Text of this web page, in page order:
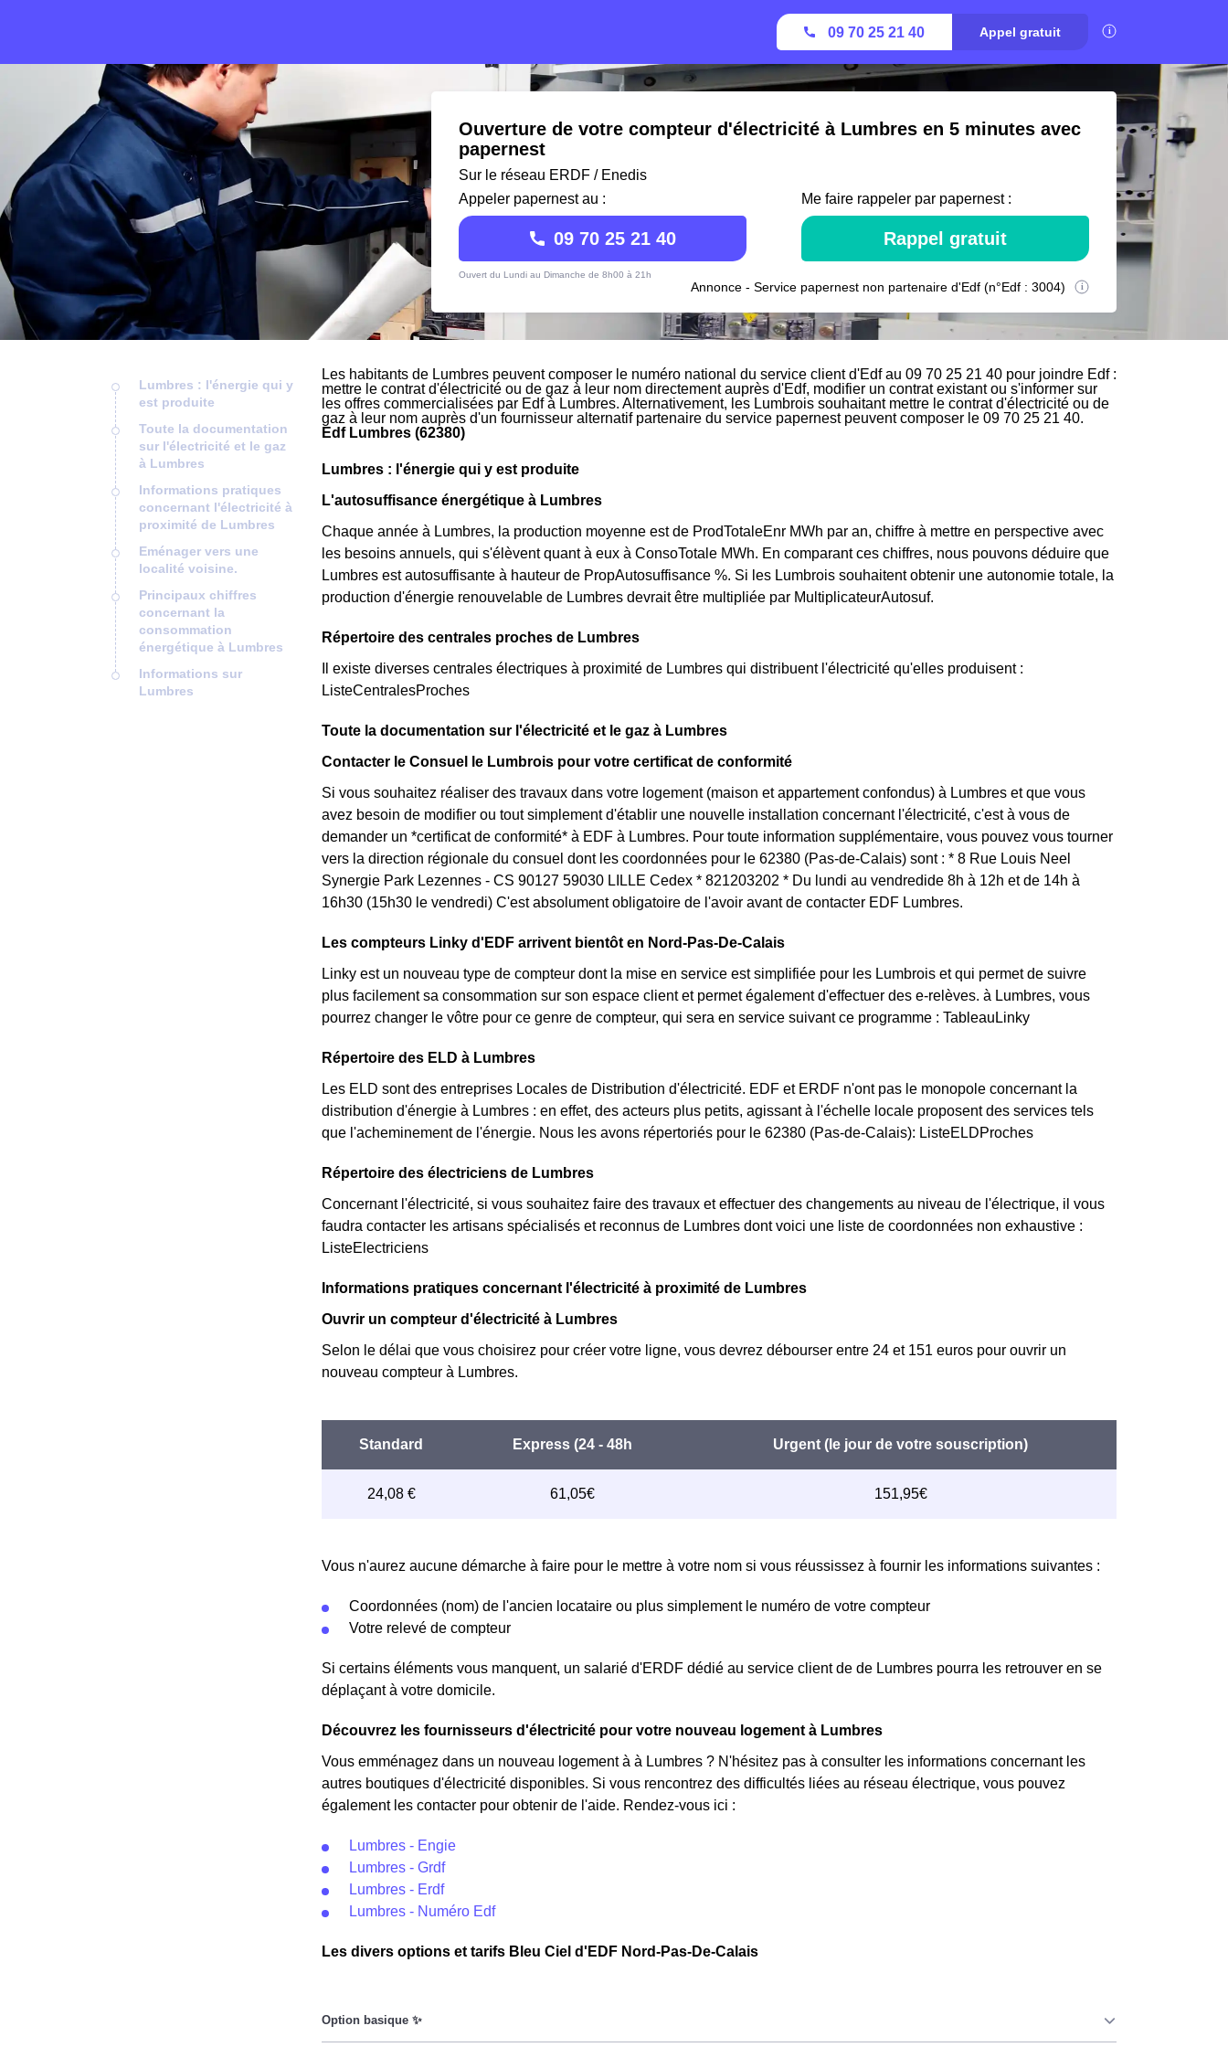
09 70 25 21 40 Appel gratuit
Ouverture de votre compteur d'électricité à Lumbres en 5 minutes avec
papernest
Sur le réseau ERDF / Enedis
Appeler papernest au :
09 70 25 21 40
Ouvert du Lundi au Dimanche de 8h00 à 21h
Me faire rappeler par papernest :
Rappel gratuit
Annonce - Service papernest non partenaire d'Edf (n°Edf : 3004)
Lumbres : l'énergie qui y
est produite
Toute la documentation
sur l'électricité et le gaz
à Lumbres
Informations pratiques
concernant l'électricité à
proximité de Lumbres
Eménager vers une
localité voisine.
Principaux chiffres
concernant la
consommation
énergétique à Lumbres
Informations sur
Lumbres
Les habitants de Lumbres peuvent composer le numéro national du service client d'Edf au 09 70 25 21 40 pour joindre Edf :
mettre le contrat d'électricité ou de gaz à leur nom directement auprès d'Edf, modifier un contrat existant ou s'informer sur
les offres commercialisées par Edf à Lumbres. Alternativement, les Lumbrois souhaitant mettre le contrat d'électricité ou de
gaz à leur nom auprès d'un fournisseur alternatif partenaire du service papernest peuvent composer le 09 70 25 21 40.
Edf Lumbres (62380)
Lumbres : l'énergie qui y est produite
L'autosuffisance énergétique à Lumbres
Chaque année à Lumbres, la production moyenne est de ProdTotaleEnr MWh par an, chiffre à mettre en perspective avec
les besoins annuels, qui s'élèvent quant à eux à ConsoTotale MWh. En comparant ces chiffres, nous pouvons déduire que
Lumbres est autosuffisante à hauteur de PropAutosuffisance %. Si les Lumbrois souhaitent obtenir une autonomie totale, la
production d'énergie renouvelable de Lumbres devrait être multipliée par MultiplicateurAutosuf.
Répertoire des centrales proches de Lumbres
Il existe diverses centrales électriques à proximité de Lumbres qui distribuent l'électricité qu'elles produisent :
ListeCentralesProches
Toute la documentation sur l'électricité et le gaz à Lumbres
Contacter le Consuel le Lumbrois pour votre certificat de conformité
Si vous souhaitez réaliser des travaux dans votre logement (maison et appartement confondus) à Lumbres et que vous
avez besoin de modifier ou tout simplement d'établir une nouvelle installation concernant l'électricité, c'est à vous de
demander un *certificat de conformité* à EDF à Lumbres. Pour toute information supplémentaire, vous pouvez vous tourner
vers la direction régionale du consuel dont les coordonnées pour le 62380 (Pas-de-Calais) sont : * 8 Rue Louis Neel
Synergie Park Lezennes - CS 90127 59030 LILLE Cedex * 821203202 * Du lundi au vendredide 8h à 12h et de 14h à
16h30 (15h30 le vendredi) C'est absolument obligatoire de l'avoir avant de contacter EDF Lumbres.
Les compteurs Linky d'EDF arrivent bientôt en Nord-Pas-De-Calais
Linky est un nouveau type de compteur dont la mise en service est simplifiée pour les Lumbrois et qui permet de suivre
plus facilement sa consommation sur son espace client et permet également d'effectuer des e-relèves. à Lumbres, vous
pourrez changer le vôtre pour ce genre de compteur, qui sera en service suivant ce programme : TableauLinky
Répertoire des ELD à Lumbres
Les ELD sont des entreprises Locales de Distribution d'électricité. EDF et ERDF n'ont pas le monopole concernant la
distribution d'énergie à Lumbres : en effet, des acteurs plus petits, agissant à l'échelle locale proposent des services tels
que l'acheminement de l'énergie. Nous les avons répertoriés pour le 62380 (Pas-de-Calais): ListeELDProches
Répertoire des électriciens de Lumbres
Concernant l'électricité, si vous souhaitez faire des travaux et effectuer des changements au niveau de l'électrique, il vous
faudra contacter les artisans spécialisés et reconnus de Lumbres dont voici une liste de coordonnées non exhaustive :
ListeElectriciens
Informations pratiques concernant l'électricité à proximité de Lumbres
Ouvrir un compteur d'électricité à Lumbres
Selon le délai que vous choisirez pour créer votre ligne, vous devrez débourser entre 24 et 151 euros pour ouvrir un
nouveau compteur à Lumbres.
Vous n'aurez aucune démarche à faire pour le mettre à votre nom si vous réussissez à fournir les informations suivantes :
Coordonnées (nom) de l'ancien locataire ou plus simplement le numéro de votre compteur
Votre relevé de compteur
Si certains éléments vous manquent, un salarié d'ERDF dédié au service client de de Lumbres pourra les retrouver en se
déplaçant à votre domicile.
Découvrez les fournisseurs d'électricité pour votre nouveau logement à Lumbres
Vous emménagez dans un nouveau logement à à Lumbres ? N'hésitez pas à consulter les informations concernant les
autres boutiques d'électricité disponibles. Si vous rencontrez des difficultés liées au réseau électrique, vous pouvez
également les contacter pour obtenir de l'aide. Rendez-vous ici :
Lumbres - Engie
Lumbres - Grdf
Lumbres - Erdf
Lumbres - Numéro Edf
Les divers options et tarifs Bleu Ciel d'EDF Nord-Pas-De-Calais